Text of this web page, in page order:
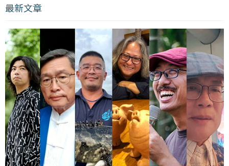
最新文章